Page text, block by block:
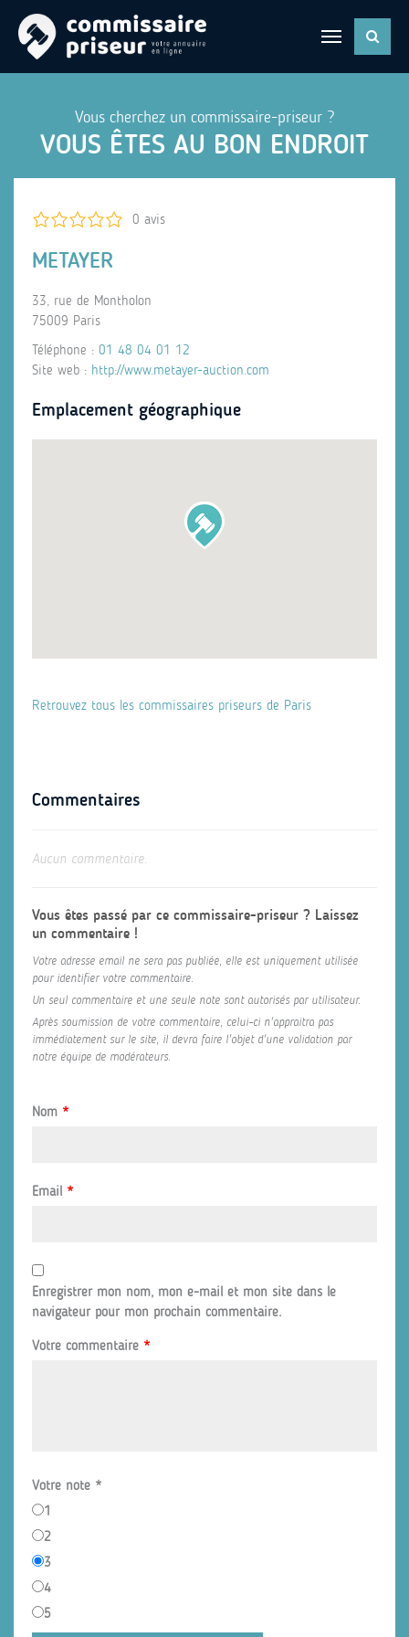
Vous cherchez un commissaire-priseur ?
VOUS ÊTES AU BON ENDROIT
0 avis
METAYER
33, rue de Montholon
75009 Paris
Téléphone : 01 48 04 01 12
Site web : http://www.metayer-auction.com
Emplacement géographique
Retrouvez tous les commissaires priseurs de Paris
Commentaires
Aucun commentaire.
Vous êtes passé par ce commissaire-priseur ? Laissez
un commentaire !
Votre adresse email ne sera pas publiée, elle est uniquement utilisée
pour identifier votre commentaire.
Un seul commentaire et une seule note sont autorisés par utilisateur.
Après soumission de votre commentaire, celui-ci n'appraitra pas
immédiatement sur le site, il devra faire l'objet d'une validation par
notre équipe de modérateurs.
Nom *
Email *
Enregistrer mon nom, mon e-mail et mon site dans le
navigateur pour mon prochain commentaire.
Votre commentaire *
Votre note *
1
2
3
4
5